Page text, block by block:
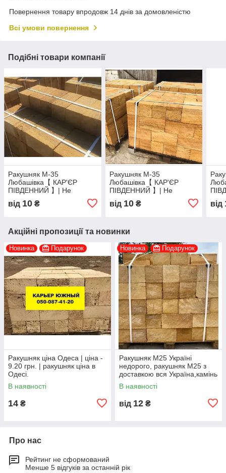
Повернення товару впродовж 14 днів за домовленістю
Всі умови повернення
Подібні товари компанії
Ракушняк М-35
Любашівка【 КАР'ЄР
ПІВДЕННИЙ 】| Не
Кар'єра
від 10 ₴
Ракушняк М-35
Любашівка【 КАР'ЄР
ПІВДЕННИЙ 】| Не
Кар'єра
від 10₴ від
Акційні пропозиції та новинки
Новинка Подарунок
Ракушняк ціна Одеса | ціна -
9.20 грн. | ракушняк ціна в
Одесі.
В наявності
14 ₴
Новинка Подарунок
Ракушняк М25 Україні
недорого, ракушняк М25 з
доставкою вся Україна,камінь
ракушняк М25 виробник
В наявності
від 12 ₴
Про нас
Рейтинг не сформований
Менше 5 відгуків за останній рік